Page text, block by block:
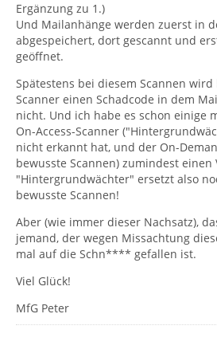
Ergänzung zu 1.)
Und Mailanhänge werden zuerst in
abgespeichert, dort gescannt und
geöffnet.
Spätestens bei diesem Scannen wird
Scanner einen Schadcode in dem
nicht. Und ich habe es schon einige
On-Access-Scanner
nicht erkannt hat, und der On-
bewusste Scannen) zumindest
"Hintergrundwächter" ersetzt also
bewusste Scannen!
Aber (wie immer dieser Nachsatz),
jemand, der wegen Missachtung
mal auf die Schn**** gefallen ist.
Viel Glück!
MfG Peter